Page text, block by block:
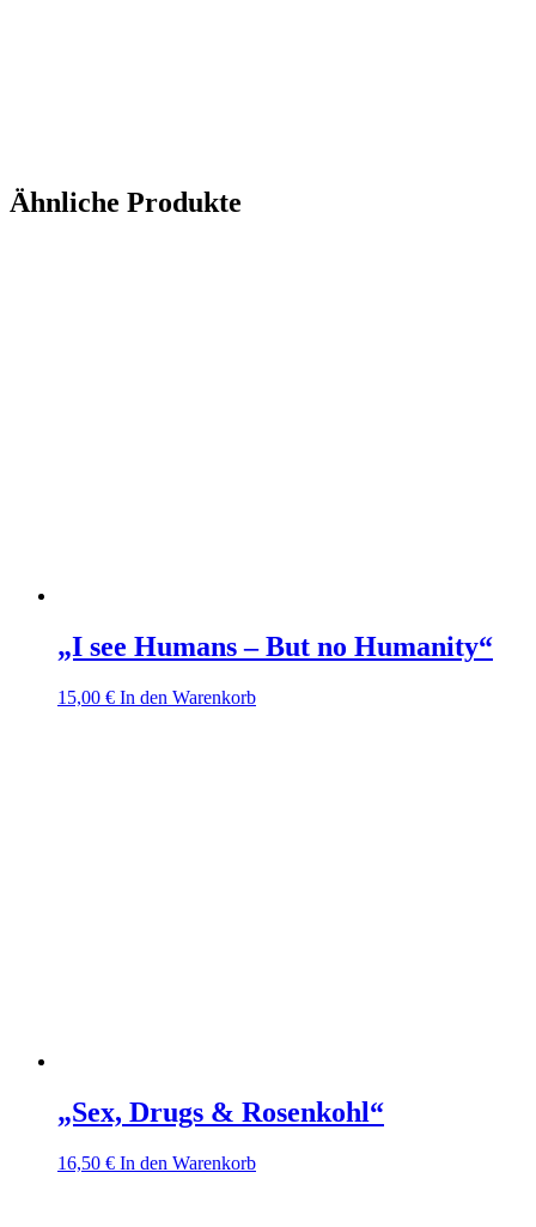
Ähnliche Produkte
„I see Humans – But no Humanity“
15,00 € In den Warenkorb
„Sex, Drugs & Rosenkohl“
16,50 € In den Warenkorb